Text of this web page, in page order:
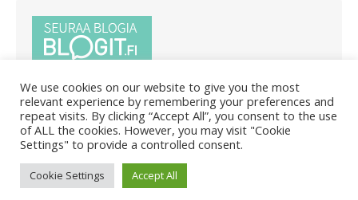
© 2026 Pietar.in/ Powered by WordPress
Lab
We use cookies on our website to give you the most
relevant experience by remembering your preferences and
repeat visits. By clicking “Accept All”, you consent to the use
of ALL the cookies. However, you may visit "Cookie
Settings" to provide a controlled consent.
Cookie Settings Accept All